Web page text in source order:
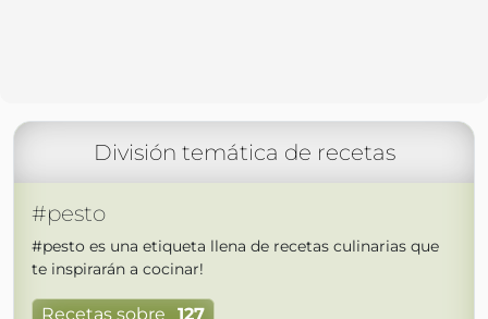
División temática de recetas
#pesto
#pesto es una etiqueta llena de recetas culinarias que
te inspirarán a cocinar!
Recetas sobre 127